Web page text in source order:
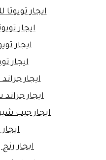
ايجار
ايجار
ايجار
ايجار
ايجار جراند
ايجار
ايجار جيب
ايجار رنج